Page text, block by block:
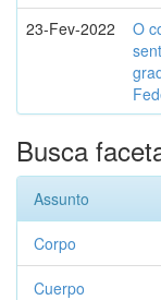
23-Fev-2022
O
Busca
Assunto
Corpo
Cuerpo